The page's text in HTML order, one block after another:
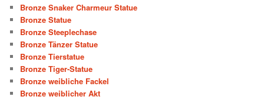
Bronze Snaker Charmeur Statue
Bronze Statue
Bronze Steeplechase
Bronze Tänzer Statue
Bronze Tierstatue
Bronze Tiger-Statue
Bronze weibliche Fackel
Bronze weiblicher Akt